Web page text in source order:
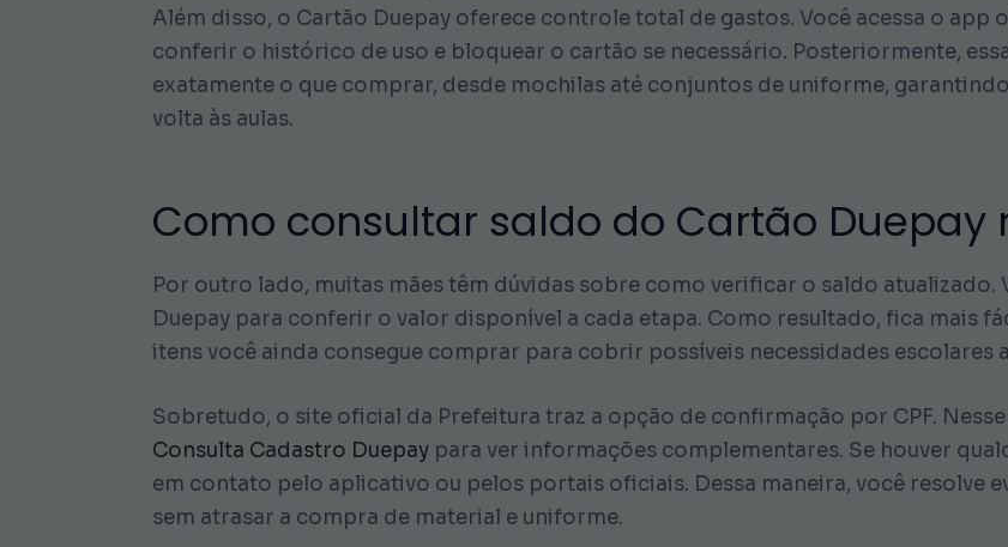
Além disso, o Cartão Duepay oferece controle total de gastos. Você acessa o
conferir o histórico de uso e bloquear o cartão se necessário. Posteriormente,
exatamente o que comprar, desde mochilas até conjuntos de uniforme,
volta às aulas.
Como consultar saldo do Cartão Duepay
Por outro lado, muitas mães têm dúvidas sobre como verificar o saldo
Duepay para conferir o valor disponível a cada etapa. Como resultado, fica mais
itens você ainda consegue comprar para cobrir possíveis necessidades escolares
Sobretudo, o site oficial da Prefeitura traz a opção de confirmação por CPF.
Consulta Cadastro Duepay para ver informações complementares. Se houver
em contato pelo aplicativo ou pelos portais oficiais. Dessa maneira, você resolve
sem atrasar a compra de material e uniforme.